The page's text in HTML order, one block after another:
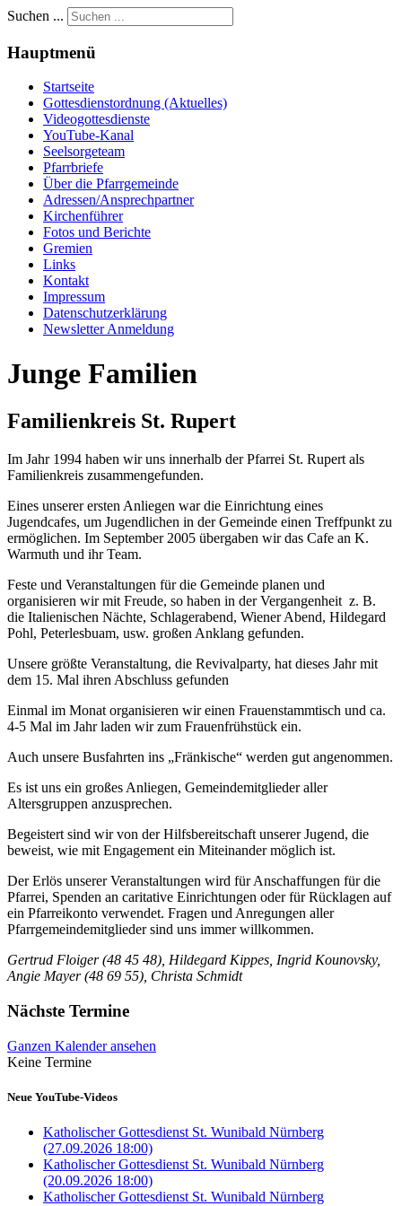
Suchen ...
Hauptmenü
Startseite
Gottesdienstordnung (Aktuelles)
Videogottesdienste
YouTube-Kanal
Seelsorgeteam
Pfarrbriefe
Über die Pfarrgemeinde
Adressen/Ansprechpartner
Kirchenführer
Fotos und Berichte
Gremien
Links
Kontakt
Impressum
Datenschutzerklärung
Newsletter Anmeldung
Junge Familien
Familienkreis St. Rupert
Im Jahr 1994 haben wir uns innerhalb der Pfarrei St. Rupert als
Familienkreis zusammengefunden.
Eines unserer ersten Anliegen war die Einrichtung eines
Jugendcafes, um Jugendlichen in der Gemeinde einen Treffpunkt zu
ermöglichen. Im September 2005 übergaben wir das Cafe an K.
Warmuth und ihr Team.
Feste und Veranstaltungen für die Gemeinde planen und
organisieren wir mit Freude, so haben in der Vergangenheit z. B.
die Italienischen Nächte, Schlagerabend, Wiener Abend, Hildegard
Pohl, Peterlesbuam, usw. großen Anklang gefunden.
Unsere größte Veranstaltung, die Revivalparty, hat dieses Jahr mit
dem 15. Mal ihren Abschluss gefunden
Einmal im Monat organisieren wir einen Frauenstammtisch und ca.
4-5 Mal im Jahr laden wir zum Frauenfrühstück ein.
Auch unsere Busfahrten ins „Fränkische“ werden gut angenommen.
Es ist uns ein großes Anliegen, Gemeindemitglieder aller
Altersgruppen anzusprechen.
Begeistert sind wir von der Hilfsbereitschaft unserer Jugend, die
beweist, wie mit Engagement ein Miteinander möglich ist.
Der Erlös unserer Veranstaltungen wird für Anschaffungen für die
Pfarrei, Spenden an caritative Einrichtungen oder für Rücklagen auf
ein Pfarreikonto verwendet. Fragen und Anregungen aller
Pfarrgemeindemitglieder sind uns immer willkommen.
Gertrud Floiger (48 45 48), Hildegard Kippes, Ingrid Kounovsky,
Angie Mayer (48 69 55), Christa Schmidt
Nächste Termine
Ganzen Kalender ansehen
Keine Termine
Neue YouTube-Videos
Katholischer Gottesdienst St. Wunibald Nürnberg
(27.09.2026 18:00)
Katholischer Gottesdienst St. Wunibald Nürnberg
(20.09.2026 18:00)
Katholischer Gottesdienst St. Wunibald Nürnberg